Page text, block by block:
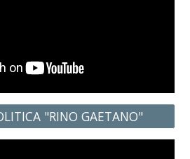
"RINO GAETANO"